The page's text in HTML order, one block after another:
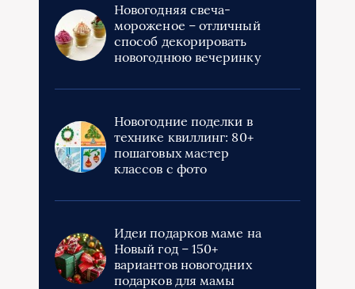
Новогодняя свеча-
мороженое – отличный
способ декорировать
новогоднюю вечеринку
Новогодние поделки в
технике квиллинг: 80+
пошаговых мастер
классов с фото
Идеи подарков маме на
Новый год – 150+
вариантов новогодних
подарков для мамы